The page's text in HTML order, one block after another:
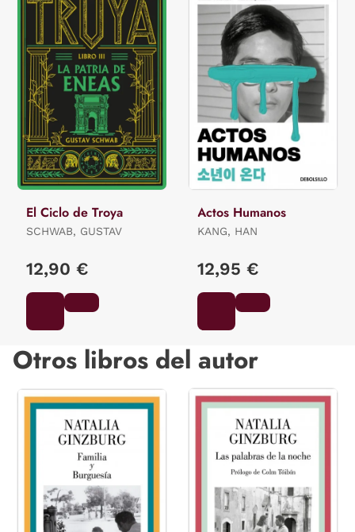
El Ciclo de Troya
SCHWAB, GUSTAV
12,90 €
Actos Humanos
KANG, HAN
12,95 €
Otros libros del autor